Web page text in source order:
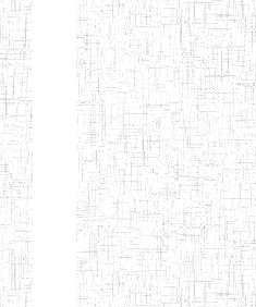
Effacer les filtres
Denomination
Type
Nature
Arrondissement